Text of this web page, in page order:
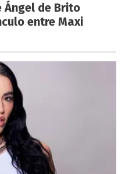
de Brito
entre Maxi